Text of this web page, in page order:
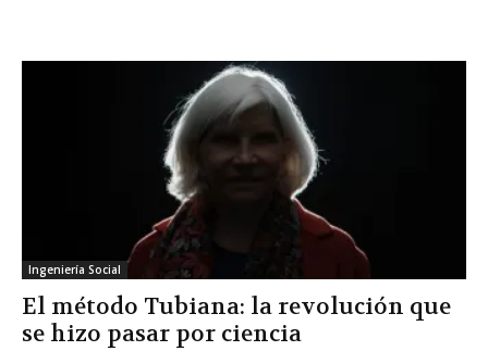
Ingeniería Social
El método Tubiana: la revolución que
se hizo pasar por ciencia